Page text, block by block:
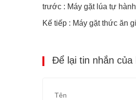
trước : Máy gặt lúa tự
Kế tiếp : Máy gặt thức ăn
Để lại tin nhắn của
Tên